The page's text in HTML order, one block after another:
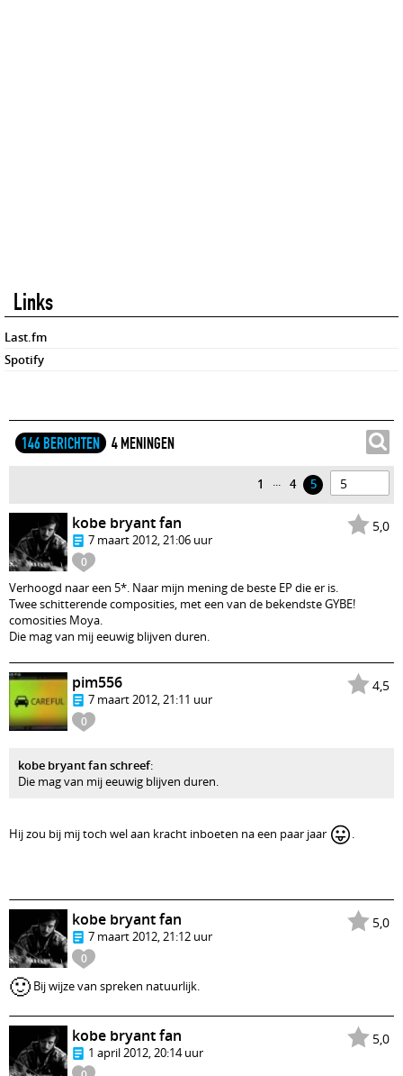
Links
Last.fm
Spotify
146 BERICHTEN 4 MENINGEN
1 ... 4 5
5,0
0
kobe bryant fan
7 maart 2012, 21:06 uur
Verhoogd naar een 5*. Naar mijn mening de beste EP die er is.
Twee schitterende composities, met een van de bekendste GYBE!
comosities Moya.
Die mag van mij eeuwig blijven duren.
4,5
0
pim556
7 maart 2012, 21:11 uur
kobe bryant fan schreef:
Die mag van mij eeuwig blijven duren.
Hij zou bij mij toch wel aan kracht inboeten na een paar jaar 😛.
5,0
0
kobe bryant fan
7 maart 2012, 21:12 uur
🙂 Bij wijze van spreken natuurlijk.
5,0
kobe bryant fan
1 april 2012, 20:14 uur